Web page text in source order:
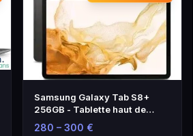
Samsung Galaxy Tab S8+
256GB - Tablette haut de
gamme en parfait état
280 – 300 €